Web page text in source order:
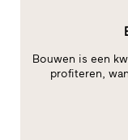
Bouwen is een
profiteren,